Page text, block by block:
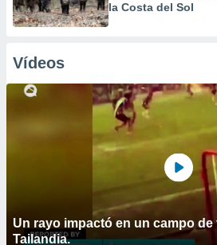
la Costa del Sol
Vídeos
Un rayo impactó en un campo
Tailandia.